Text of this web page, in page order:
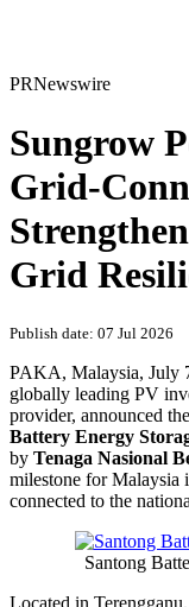
Sungrow
Grid-
Grid
Publish date: 07 Jul 2026